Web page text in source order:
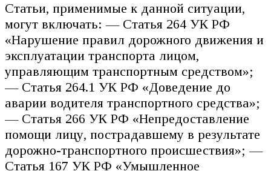
Статьи, применимые к данной ситуации,
могут включать: — Статья 264 УК РФ
«Нарушение правил дорожного движения и
эксплуатации транспорта лицом,
управляющим транспортным средством»;
— Статья 264.1 УК РФ «Доведение до
аварии водителя транспортного средства»;
— Статья 266 УК РФ «Непредоставление
помощи лицу, пострадавшему в результате
дорожно-транспортного происшествия»; —
Статья 167 УК РФ «Умышленное